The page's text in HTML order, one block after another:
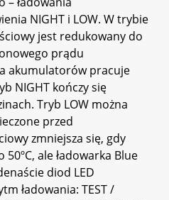
NIGHT i LOW. W trybie
jest redukowany do
prądu
akumulatorów pracuje
NIGHT kończy się
Tryb LOW można
przed
zmniejsza się, gdy
ale ładowarka Blue
diod LED
ładowania: TEST /